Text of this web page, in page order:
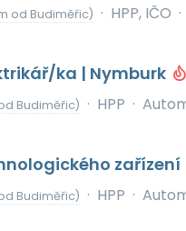
od Budiměřic) · HPP, IČO ·
ka | Nymburk
Budiměřic) · HPP ·
Budiměřic) · HPP ·